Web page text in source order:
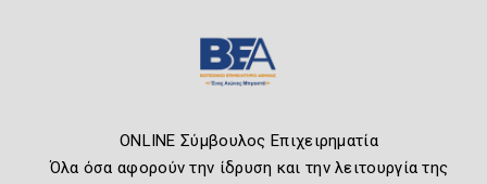
ONLINE Σύμβουλος Επιχειρηματία
Όλα όσα αφορούν την ίδρυση και την λειτουργία της